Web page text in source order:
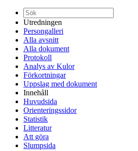
Utredningen
Persongalleri
Alla avsnitt
Alla dokument
Protokoll
Analys av Kulor
Förkortningar
Uppslag med dokument
Innehåll
Huvudsida
Orienteringssidor
Statistik
Litteratur
Att göra
Slumpsida